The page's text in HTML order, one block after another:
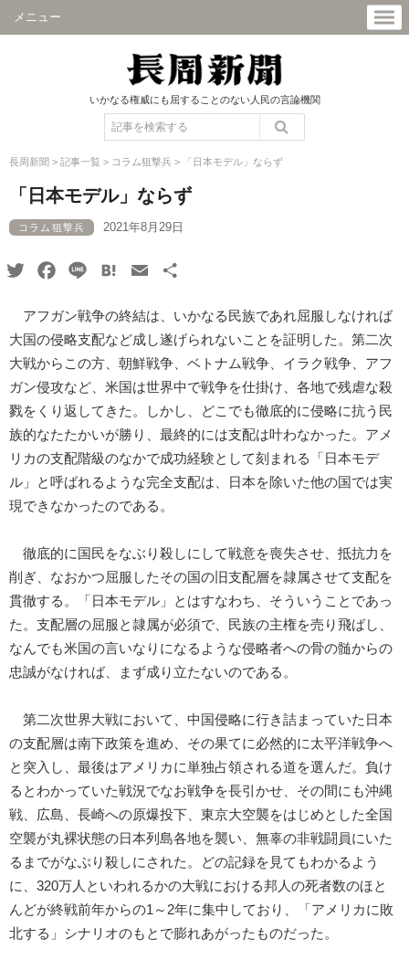
メニュー
いかなる権威にも屈することのない人民の言論機関
長周新聞 > 記事一覧 > コラム狙撃兵 > 「日本モデル」ならず
「日本モデル」ならず
コラム狙撃兵 2021年8月29日
TwitterFacebook
Line HatenaEmail
アフガン戦争の終結は、いかなる民族であれ屈服しなければ
大国の侵略支配など成し遂げられないことを証明した。第二次
大戦からこの方、朝鮮戦争、ベトナム戦争、イラク戦争、アフ
ガン侵攻など、米国は世界中で戦争を仕掛け、各地で残虐な殺
戮をくり返してきた。しかし、どこでも徹底的に侵略に抗う民
族的なたたかいが勝り、最終的には支配は叶わなかった。アメ
リカの支配階級のなかで成功経験として刻まれる「日本モデ
ル」と呼ばれるような完全支配は、日本を除いた他の国では実
現できなかったのである。
徹底的に国民をなぶり殺しにして戦意を喪失させ、抵抗力を
削ぎ、なおかつ屈服したその国の旧支配層を隷属させて支配を
貫徹する。「日本モデル」とはすなわち、そういうことであっ
た。支配層の屈服と隷属が必須で、民族の主権を売り飛ばし、
なんでも米国の言いなりになるような侵略者への骨の髄からの
忠誠がなければ、まず成り立たないのである。
第二次世界大戦において、中国侵略に行き詰まっていた日本
の支配層は南下政策を進め、その果てに必然的に太平洋戦争へ
と突入し、最後はアメリカに単独占領される道を選んだ。負け
るとわかっていた戦況でなお戦争を長引かせ、その間にも沖縄
戦、広島、長崎への原爆投下、東京大空襲をはじめとした全国
空襲が丸裸状態の日本列島各地を襲い、無辜の非戦闘員にいた
るまでがなぶり殺しにされた。どの記録を見てもわかるよう
に、320万人といわれるかの大戦における邦人の死者数のほと
んどが終戦前年からの1～2年に集中しており、「アメリカに敗
北する」シナリオのもとで膨れあがったものだった。